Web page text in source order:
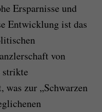
Ersparnisse und
Entwicklung ist das
von
strikte
zur „Schwarzen